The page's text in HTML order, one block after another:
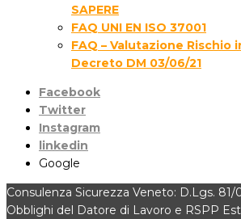
SAPERE
FAQ UNI EN ISO 37001
FAQ – Valutazione Rischio
Decreto DM 03/06/21
Facebook
Twitter
Instagram
linkedin
Google
Consulenza Sicurezza Veneto: D.Lgs. 81/
Obblighi del Datore di Lavoro e RSPP